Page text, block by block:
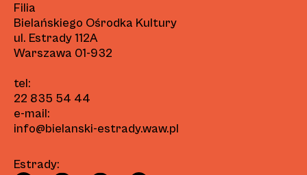
Filia
Bielańskiego Ośrodka Kultury
ul. Estrady 112A
Warszawa 01-932
tel:
22 835 54 44
e-mail:
info@bielanski-estrady.waw.pl
Estrady: